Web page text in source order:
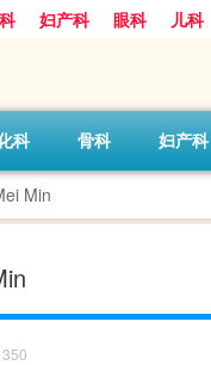
妇产科 眼科 儿科
科 骨科 妇产科
Min
350